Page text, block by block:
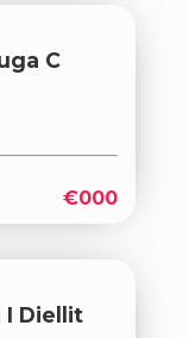
C
€000
I Diellit